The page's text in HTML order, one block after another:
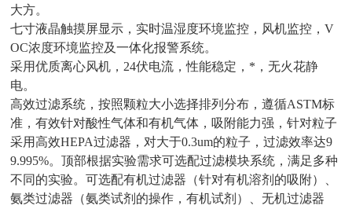
大方。
七寸液晶触摸屏显示，实时温湿度环境监控，风机监控，V
OC浓度环境监控及一体化报警系统。
采用优质离心风机，24伏电流，性能稳定，*，无火花静
电。
高效过滤系统，按照颗粒大小选择排列分布，遵循ASTM标
准，有效针对酸性气体和有机气体，吸附能力强，针对粒子
采用高效HEPA过滤器，对大于0.3um的粒子，过滤效率达9
9.995%。顶部根据实验需求可选配过滤模块系统，满足多种
不同的实验。可选配有机过滤器（针对有机溶剂的吸附）、
氨类过滤器（氨类试剂的操作，有机试剂）、无机过滤器